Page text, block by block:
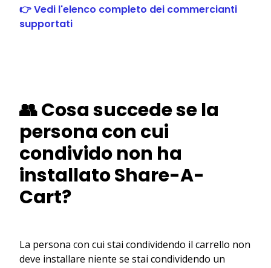
👉 Vedi l'elenco completo dei commercianti
supportati
👥 Cosa succede se la
persona con cui
condivido non ha
installato Share-A-
Cart?
La persona con cui stai condividendo il carrello non
deve installare niente se stai condividendo un